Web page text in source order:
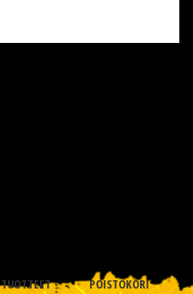
TUOTTEET
POISTOKORI